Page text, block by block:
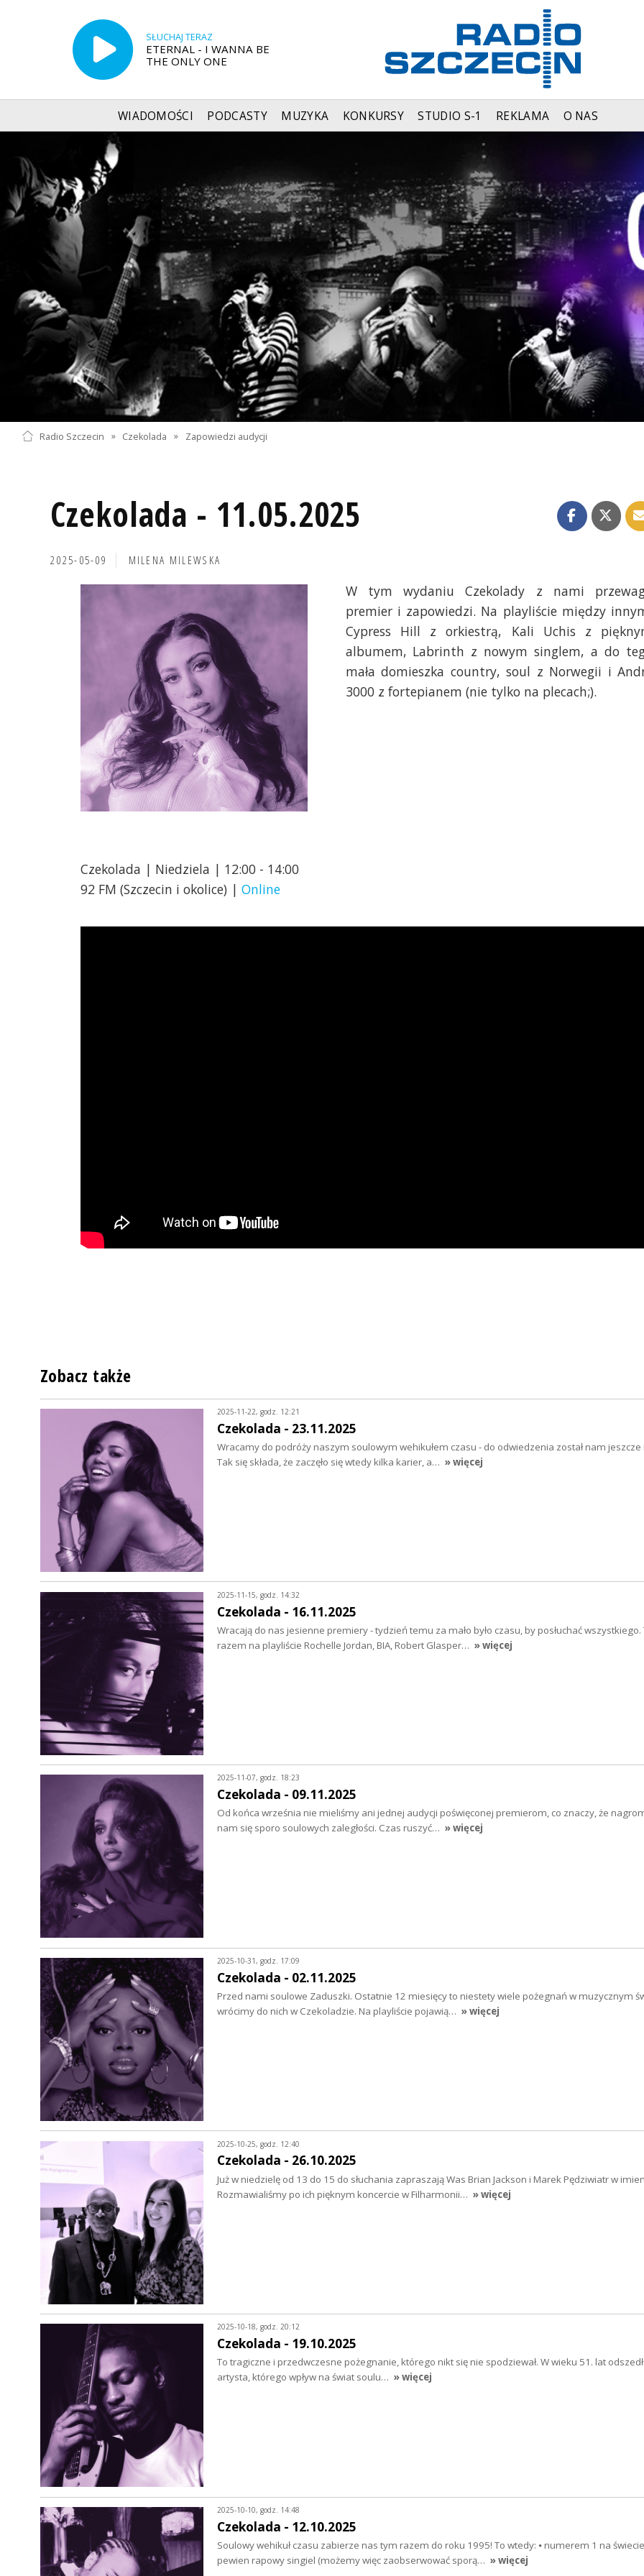
SŁUCHAJ TERAZ
ETERNAL - I WANNA BE
THE ONLY ONE
WIADOMOŚCI PODCASTY MUZYKA KONKURSY STUDIO S-1 REKLAMA O NAS
Radio Szczecin » Czekolada » Zapowiedzi audycji
Czekolada - 11.05.2025
2025-05-09 MILENA MILEWSKA
W tym wydaniu Czekolady z nami
premier i zapowiedzi. Na playliście między
Cypress Hill z orkiestrą, Kali Uchis z
albumem, Labrinth z nowym singlem, a do
mała domieszka country, soul z Norwegii i
3000 z fortepianem (nie tylko na plecach;).
Czekolada | Niedziela | 12:00 - 14:00
92 FM (Szczecin i okolice) | Online
Zobacz także
2025-11-22, godz. 12:21
Czekolada - 23.11.2025
Wracamy do podróży naszym soulowym wehikułem czasu - do odwiedzenia został nam jeszcze
Tak się składa, że zaczęło się wtedy kilka karier, a… » więcej
2025-11-15, godz. 14:32
Czekolada - 16.11.2025
Wracają do nas jesienne premiery - tydzień temu za mało było czasu, by posłuchać wszystkiego.
razem na playliście Rochelle Jordan, BIA, Robert Glasper… » więcej
2025-11-07, godz. 18:23
Czekolada - 09.11.2025
Od końca września nie mieliśmy ani jednej audycji poświęconej premierom, co znaczy, że
nam się sporo soulowych zaległości. Czas ruszyć… » więcej
2025-10-31, godz. 17:09
Czekolada - 02.11.2025
Przed nami soulowe Zaduszki. Ostatnie 12 miesięcy to niestety wiele pożegnań w muzycznym
wrócimy do nich w Czekoladzie. Na playliście pojawią… » więcej
2025-10-25, godz. 12:40
Czekolada - 26.10.2025
Już w niedzielę od 13 do 15 do słuchania zapraszają Was Brian Jackson i Marek Pędziwiatr w
Rozmawialiśmy po ich pięknym koncercie w Filharmonii… » więcej
2025-10-18, godz. 20:12
Czekolada - 19.10.2025
To tragiczne i przedwczesne pożegnanie, którego nikt się nie spodziewał. W wieku 51. lat
artysta, którego wpływ na świat soulu… » więcej
2025-10-10, godz. 14:48
Czekolada - 12.10.2025
Soulowy wehikuł czasu zabierze nas tym razem do roku 1995! To wtedy: ⦁ numerem 1 na świecie
pewien rapowy singiel (możemy więc zaobserwować sporą… » więcej